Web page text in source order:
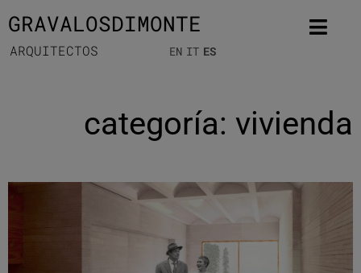
GRAVALOSDIMONTE
ARQUITECTOS EN IT ES
categoría: vivienda